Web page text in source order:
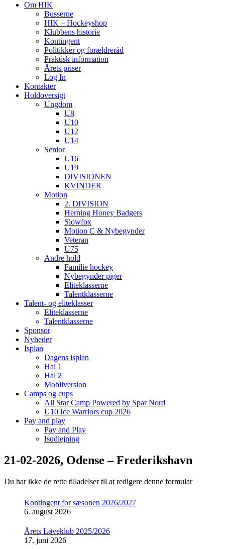
Om HIK
Busserne
HIK – Hockeyshop
Klubbens historie
Kontingent
Politikker og forældreråd
Praktisk information
Årets priser
Log In
Kontakter
Holdoversigt
Ungdom
U8
U10
U12
U14
Senior
U16
U19
DIVISIONEN
KVINDER
Motion
2. DIVISION
Herning Honey Badgers
Slowfox
Motion C & Nybegynder
Veteran
U75
Andre hold
Familie hockey
Nybegynder piger
Eliteklasserne
Talentklasserne
Talent- og eliteklasser
Eliteklasserne
Talentklasserne
Sponsor
Nyheder
Isplan
Dagens isplan
Hal 1
Hal 2
Mobilversion
Camps og cups
All Star Camp Powered by Spar Nord
U10 Ice Warriors cup 2026
Pay and play
Pay and Play
Isudlejning
21-02-2026, Odense – Frederikshavn
Du har ikke de rette tilladelser til at redigere denne formular
Kontingent for sæsonen 2026/2027
6. august 2026
Årets Løveklub 2025/2026
17. juni 2026